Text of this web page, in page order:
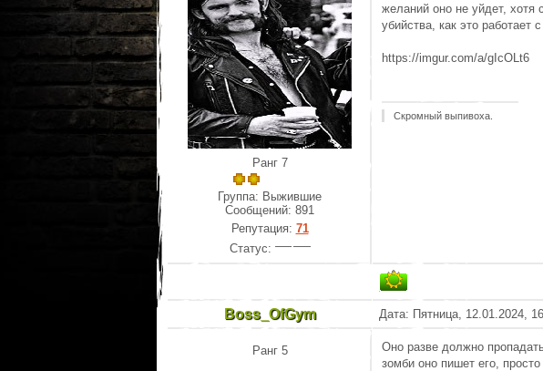
Ранг 7
Группа: Выжившие
Сообщений: 891
Репутация: 71
Статус:
желаний оно не уйдет, хотя
убийства, как это работает
https://imgur.com/a/gIcOLt6
Скромный выпивоха.
Boss_OfGym Дата: Пятница, 12.01.2024,
Ранг 5
Оно разве должно
зомби оно пишет его,